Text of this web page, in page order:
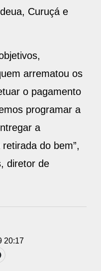
Curuçá e
arrematou os
o pagamento
programar a
a
do bem”,
diretor de
20:17